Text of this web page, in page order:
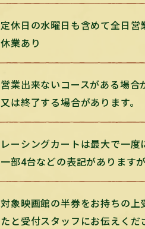
定休日の水曜日も含めて全日
休業あり
営業出来ないコースがある場
又は終了する場合があります。
レーシングカートは最大で一度
一部4台などの表記があります
対象映画館の半券をお持ちの
たと受付スタッフにお伝えく